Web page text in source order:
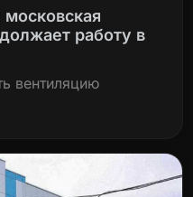
работу в
вентиляцию